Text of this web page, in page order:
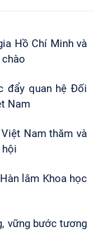
Hồ Chí Minh và
đẩy quan hệ Đối
Nam
Nam thăm và
hội
lâm Khoa học
vững bước tương